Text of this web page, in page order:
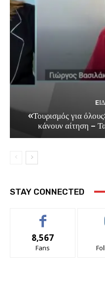
«Τουρισμός για
κάνουν αίτηση –
STAY CONNECTED
8,567
Fans